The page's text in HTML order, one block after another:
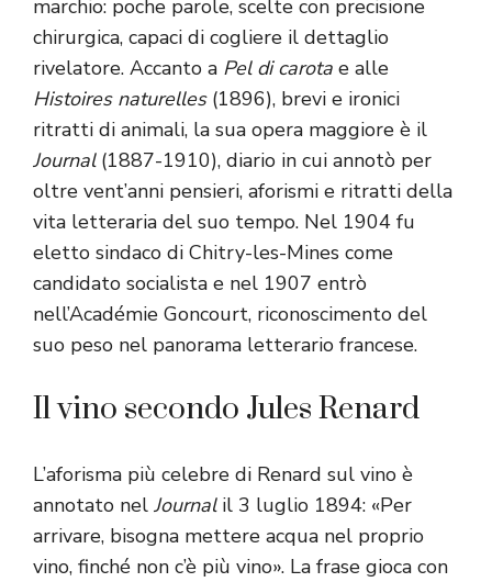
marchio: poche parole, scelte con precisione
chirurgica, capaci di cogliere il dettaglio
rivelatore. Accanto a Pel di carota e alle
Histoires naturelles(1896), brevi e ironici
ritratti di animali, la sua opera maggiore è il
Journal(1887-1910), diario in cui annotò per
oltre vent’anni pensieri, aforismi e ritratti della
vita letteraria del suo tempo. Nel 1904 fu
eletto sindaco di Chitry-les-Mines come
candidato socialista e nel 1907 entrò
nell’Académie Goncourt, riconoscimento del
suo peso nel panorama letterario francese.
Il vino secondo Jules Renard
L’aforisma più celebre di Renard sul vino è
annotato nel Journalil 3 luglio 1894: «Per
arrivare, bisogna mettere acqua nel proprio
vino, finché non c’è più vino». La frase gioca con